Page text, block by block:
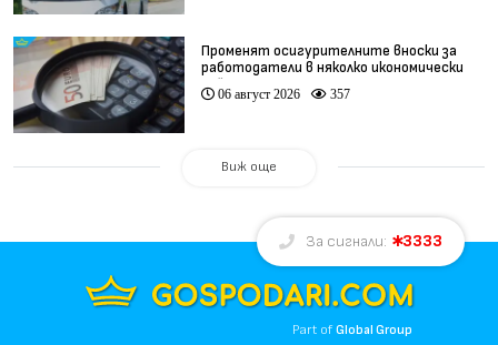
Променят осигурителните вноски за
работодатели в няколко икономически
дейности
06 август 2026 357
Виж още
За сигнали: 3333
Part ofGlobal Group